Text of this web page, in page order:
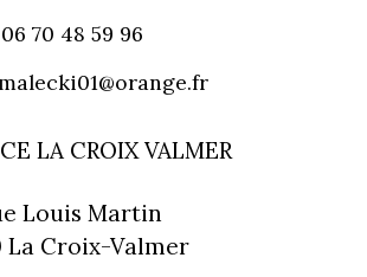
70 48 59 96
LA CROIX VALMER
Louis Martin
La Croix-Valmer